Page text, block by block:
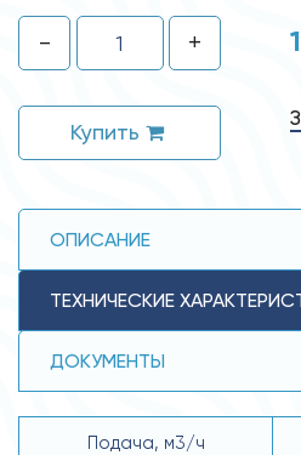
- +
Купить
ОПИСАНИЕ
ТЕХНИЧЕСКИЕ
ДОКУМЕНТЫ
Подача, м3/ч